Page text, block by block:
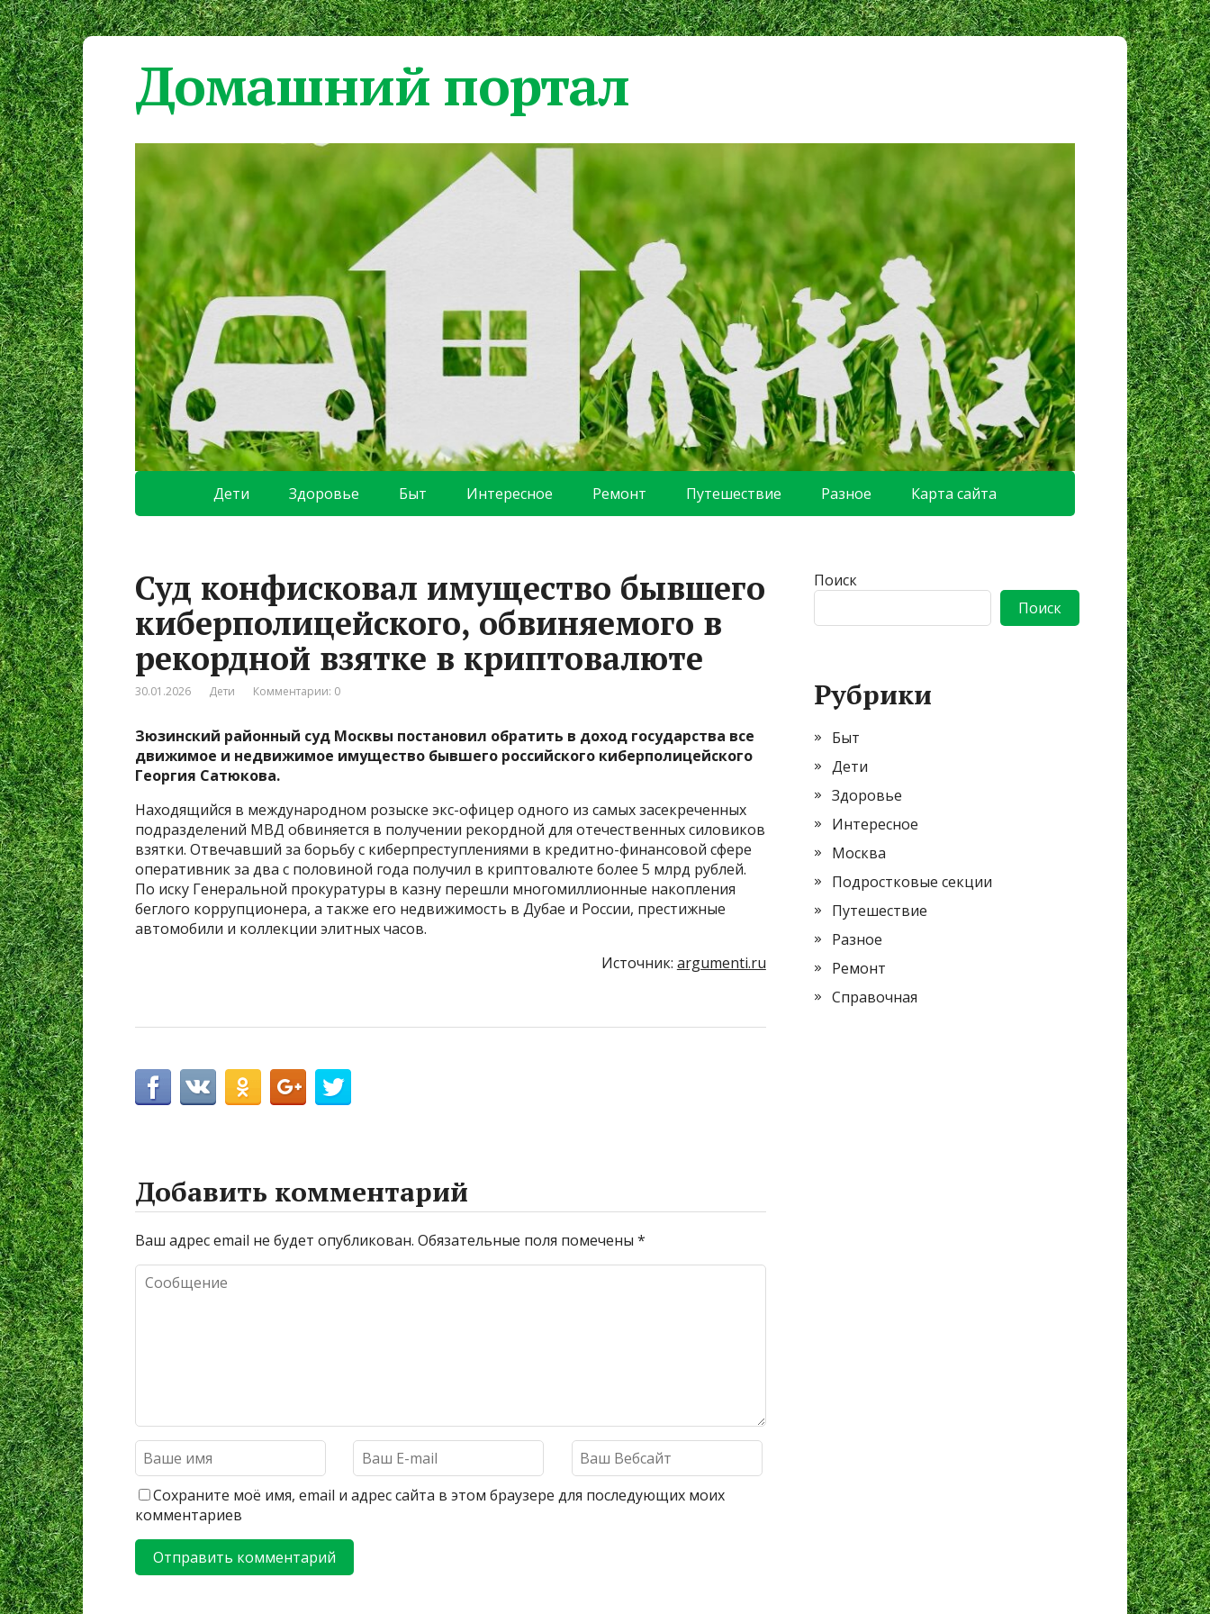
Домашний портал
Дети Здоровье Быт Интересное Ремонт Путешествие Разное Карта сайта
Суд конфисковал имущество бывшего
киберполицейского, обвиняемого в
рекордной взятке в криптовалюте
30.01.2026 Дети Комментарии: 0
Зюзинский районный суд Москвы постановил обратить в доход государства все
движимое и недвижимое имущество бывшего российского киберполицейского
Георгия Сатюкова.
Находящийся в международном розыске экс-офицер одного из самых засекреченных
подразделений МВД обвиняется в получении рекордной для отечественных силовиков
взятки. Отвечавший за борьбу с киберпреступлениями в кредитно-финансовой сфере
оперативник за два с половиной года получил в криптовалюте более 5 млрд рублей.
По иску Генеральной прокуратуры в казну перешли многомиллионные накопления
беглого коррупционера, а также его недвижимость в Дубае и России, престижные
автомобили и коллекции элитных часов.
Источник: argumenti.ru
Добавить комментарий
Ваш адрес email не будет опубликован. Обязательные поля помечены *
Сохраните моё имя, email и адрес сайта в этом браузере для последующих моих
комментариев
Поиск
Поиск
Рубрики
Быт
Дети
Здоровье
Интересное
Москва
Подростковые секции
Путешествие
Разное
Ремонт
Справочная